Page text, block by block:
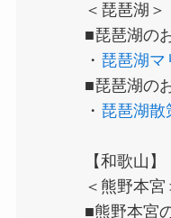
＜琵琶湖＞
■琵琶湖の
・ 琵琶湖マ
■琵琶湖の
・ 琵琶湖散
【和歌山】
＜熊野本宮
■熊野本宮